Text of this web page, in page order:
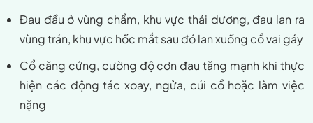
Đau đầu ở vùng chẩm, khu vực thái dương, đau lan ra
vùng trán, khu vực hốc mắt sau đó lan xuống cổ vai gáy
Cổ căng cứng, cường độ cơn đau tăng mạnh khi thực
hiện các động tác xoay, ngửa, cúi cổ hoặc làm việc
nặng